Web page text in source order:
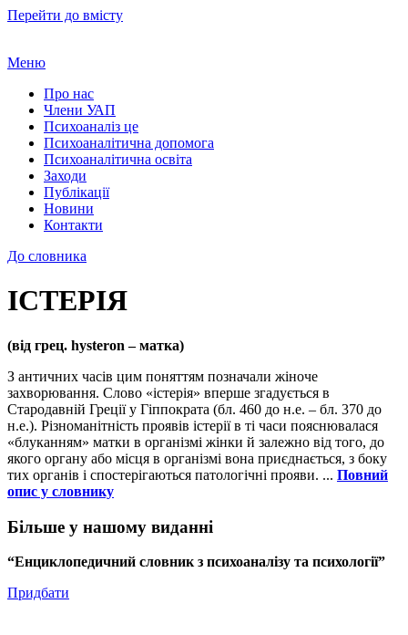
Перейти до вмісту
Меню
Про нас
Члени УАП
Психоаналіз це
Психоаналітична допомога
Психоаналітична освіта
Заходи
Публікації
Новини
Контакти
До словника
ІСТЕРІЯ
(від грец. hysteron – матка)
З античних часів цим поняттям позначали жіноче
захворювання. Слово «істерія» вперше згадується в
Стародавній Греції у Гіппократа (бл. 460 до н.е. – бл. 370 до
н.е.). Різноманітність проявів істерії в ті часи пояснювалася
«блуканням» матки в організмі жінки й залежно від того, до
якого органу або місця в організмі вона приєднається, з боку
тих органів і спостерігаються патологічні прояви. ... Повний
опис у словнику
Більше у нашому виданні
“Енциклопедичний словник з психоаналізу та психології”
Придбати